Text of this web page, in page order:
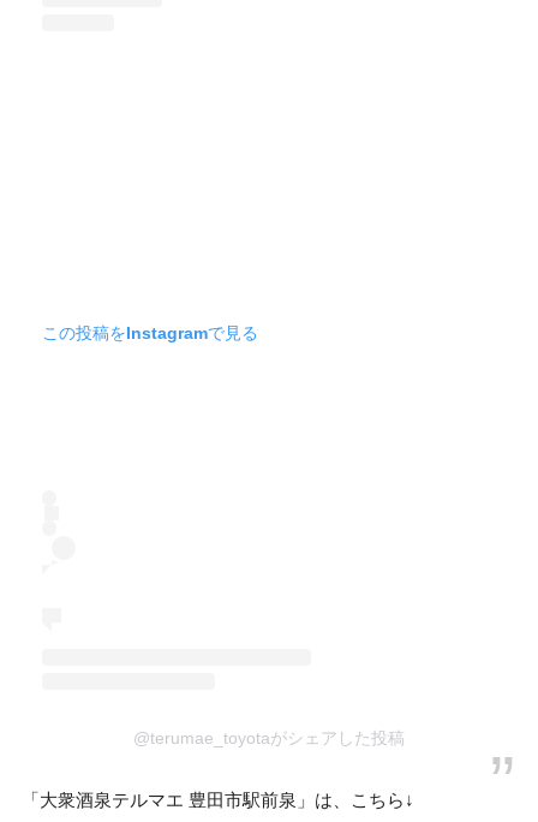
この投稿をInstagramで見る
@terumae_toyotaがシェアした投稿
「大衆酒泉テルマエ 豊田市駅前泉」は、こちら↓